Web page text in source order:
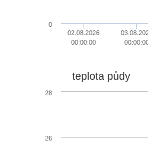
02.08.2026
00:00:00
0
teplota půdy
26
28